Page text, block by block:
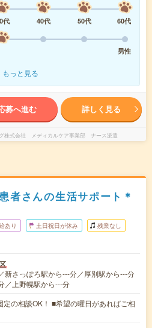
代 40代 50代
60代
男性
もっと見る
募へ進む 詳しく見る
株式会社 メディカルケア事業部 ナース派遣
者さんの生活サポート＊
あり 土日祝日が休み 残業なし
新さっぽろ駅から---分／厚別駅から---分
／上野幌駅から---分
定の相談OK！ ■希望の曜日があればご相